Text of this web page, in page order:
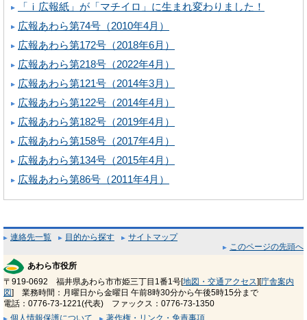
「ｉ広報紙」が「マチイロ」に生まれ変わりました！
広報あわら第74号（2010年4月）
広報あわら第172号（2018年6月）
広報あわら第218号（2022年4月）
広報あわら第121号（2014年3月）
広報あわら第122号（2014年4月）
広報あわら第182号（2019年4月）
広報あわら第158号（2017年4月）
広報あわら第134号（2015年4月）
広報あわら第86号（2011年4月）
連絡先一覧 目的から探す
サイトマップ
このページの先頭へ
あわら市役所
〒919-0692 福井県あわら市市姫三丁目1番1号[地図・交通アクセス][庁舎案内
図] 業務時間：月曜日から金曜日 午前8時30分から午後5時15分まで
電話：0776-73-1221(代表) ファックス：0776-73-1350